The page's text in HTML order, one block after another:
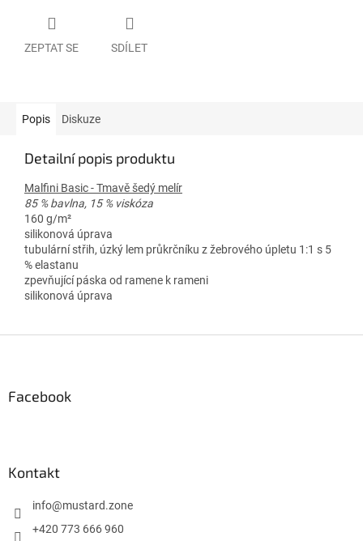
ZEPTAT SE SDÍLET
Popis Diskuze
Detailní popis produktu
Malfini Basic - Tmavě šedý melír
85 % bavlna, 15 % viskóza
160 g/m²
silikonová úprava
tubulární střih, úzký lem průkrčníku z žebrového úpletu 1:1 s 5
% elastanu
zpevňující páska od ramene k rameni
silikonová úprava
Facebook
Kontakt
info@mustard.zone
+420 773 666 960